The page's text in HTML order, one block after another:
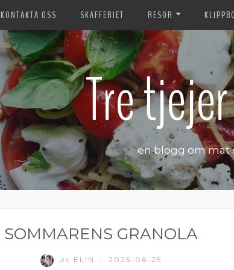
KONTAKTA OSS SKAFFERIET RESOR
Tre
en blogg om mat
SOMMARENS GRANOLA
av ELIN 2025-06-25